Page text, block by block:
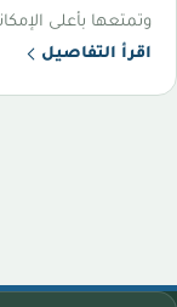
وتمتعها بأعلى
اقرأ التفاصيل